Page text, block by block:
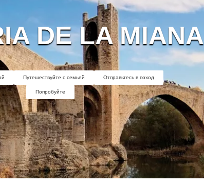
DE LA MIANA
Путешествуйте с семьей Отправьтесь в поход
Попробуйте